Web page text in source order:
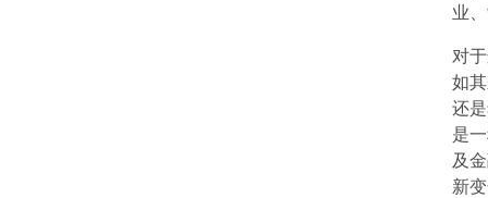
业
对
如
还
是
及
新